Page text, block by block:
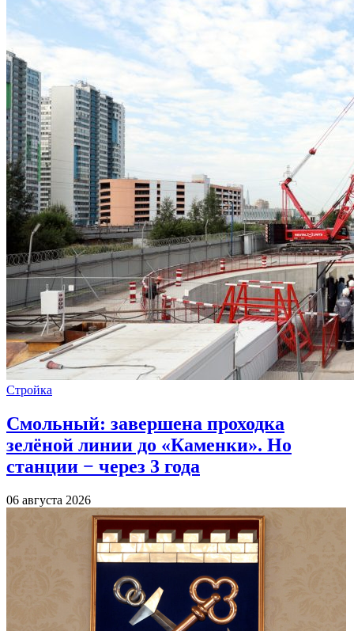
Стройка
Смольный: завершена проходка
зелёной линии до «Каменки». Но
станции − через 3 года
06 августа 2026